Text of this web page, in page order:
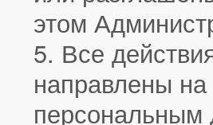
этом
5. Все
направлены
персональным